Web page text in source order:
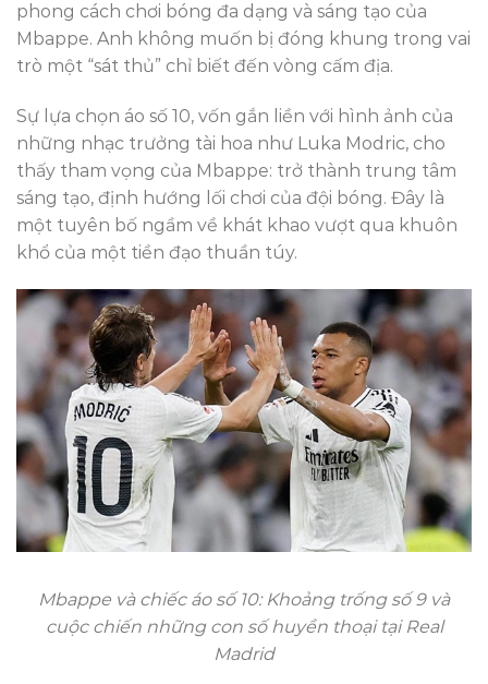
phong cách chơi bóng đa dạng và sáng tạo của
Mbappe. Anh không muốn bị đóng khung trong vai
trò một “sát thủ” chỉ biết đến vòng cấm địa.
Sự lựa chọn áo số 10, vốn gắn liền với hình ảnh của
những nhạc trưởng tài hoa như Luka Modric, cho
thấy tham vọng của Mbappe: trở thành trung tâm
sáng tạo, định hướng lối chơi của đội bóng. Đây là
một tuyên bố ngầm về khát khao vượt qua khuôn
khổ của một tiền đạo thuần túy.
Mbappe và chiếc áo số 10: Khoảng trống số 9 và
cuộc chiến những con số huyền thoại tại Real
Madrid